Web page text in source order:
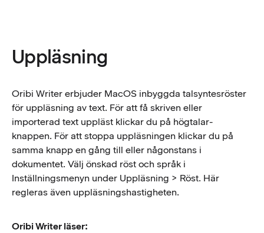
Uppläsning
Oribi Writer erbjuder MacOS inbyggda talsyntesröster
för uppläsning av text. För att få skriven eller
importerad text uppläst klickar du på högtalar-
knappen. För att stoppa uppläsningen klickar du på
samma knapp en gång till eller någonstans i
dokumentet. Välj önskad röst och språk i
Inställningsmenyn under Uppläsning > Röst. Här
regleras även uppläsningshastigheten.
Oribi Writer läser: